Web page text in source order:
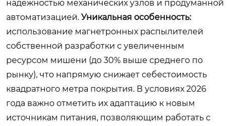
надежностью механических узлов и продуманной
автоматизацией. Уникальная особенность:
использование магнетронных распылителей
собственной разработки с увеличенным
ресурсом мишени (до 30% выше среднего по
рынку), что напрямую снижает себестоимость
квадратного метра покрытия. В условиях 2026
года важно отметить их адаптацию к новым
источникам питания, позволяющим работать с